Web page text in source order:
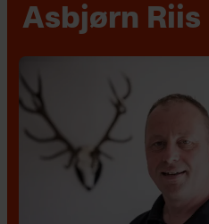
Asbjørn Riis